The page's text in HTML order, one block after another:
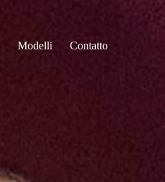
Modelli Contatto